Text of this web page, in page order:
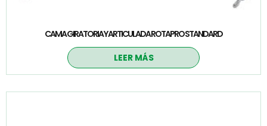
CAMA GIRATORIA Y ARTICULADA ROTAPRO STANDARD
LEER MÁS